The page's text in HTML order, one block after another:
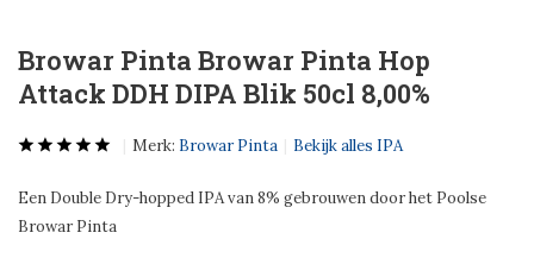
Browar Pinta Browar Pinta Hop
Attack DDH DIPA Blik 50cl 8,00%
Merk: Browar Pinta Bekijk alles IPA
Een Double Dry-hopped IPA van 8% gebrouwen door het Poolse
Browar Pinta